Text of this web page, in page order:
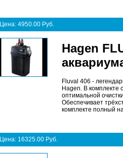
Цена: 4950.00 Руб.
Hagen
Fluval 406 -
Hagen. В
оптимальной
Обеспечивает
комплекте полный
Цена: 16325.00 Руб.